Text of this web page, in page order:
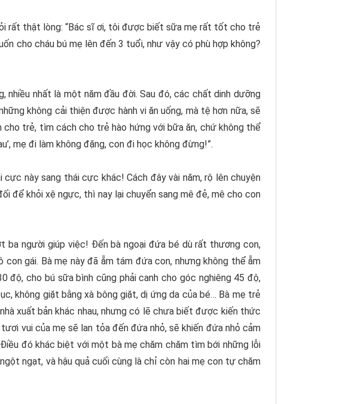
rất thật lòng: “Bác sĩ ơi, tôi được biết sữa mẹ rất tốt cho trẻ
cho cháu bú mẹ lên đến 3 tuổi, như vậy có phù hợp không?
nhất là một năm đầu đời. Sau đó, các chất dinh dưỡng
không cải thiện được hành vi ăn uống, mà tệ hơn nữa, sẽ
trẻ, tìm cách cho trẻ hào hứng với bữa ăn, chứ không thể
mẹ đi làm không đặng, con đi học không đừng!”.
này sang thái cực khác! Cách đây vài năm, rộ lên chuyện
để khỏi xệ ngực, thì nay lại chuyển sang mê đẻ, mê cho con
người giúp việc! Đến bà ngoại đứa bé dù rất thương con,
gái. Bà mẹ này đã ẵm tám đứa con, nhưng không thể ẵm
độ, cho bú sữa bình cũng phải canh cho góc nghiêng 45 độ,
không giặt bằng xà bông giặt, dị ứng da của bé… Bà mẹ trẻ
xuất bản khác nhau, nhưng có lẽ chưa biết được kiến thức
vui của mẹ sẽ lan tỏa đến đứa nhỏ, sẽ khiến đứa nhỏ cảm
đó khác biệt với một bà mẹ chăm chăm tìm bới những lỗi
ngạt, và hậu quả cuối cùng là chỉ còn hai mẹ con tự chăm